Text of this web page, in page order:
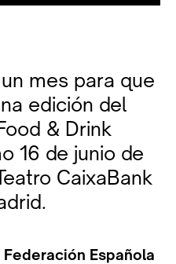
mes para que
edición del
& Drink
16 de junio de
CaixaBank
Federación Española